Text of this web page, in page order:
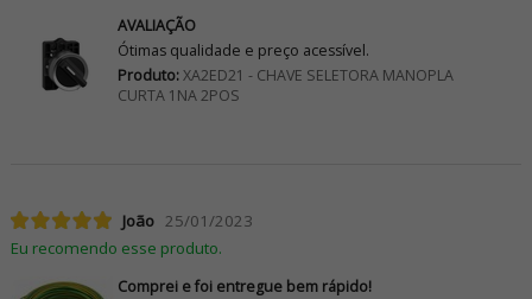
AVALIAÇÃO
Ótimas qualidade e preço acessível.
Produto:XA2ED21 - CHAVE SELETORA MANOPLA
CURTA 1NA 2POS
João 25/01/2023
Eu recomendo esse produto.
Comprei e foi entregue bem rápido!